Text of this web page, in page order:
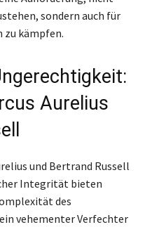
sondern auch für
zu kämpfen.
Aurelius
und Bertrand Russell
Integrität bieten
des
vehementer Verfechter